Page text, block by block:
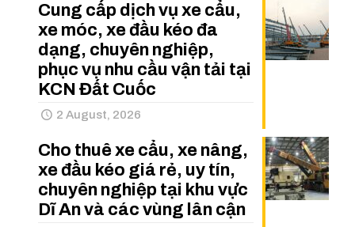
Cung cấp dịch vụ xe cẩu,
xe móc, xe đầu kéo đa
dạng, chuyên nghiệp,
phục vụ nhu cầu vận tải tại
KCN Đất Cuốc
2 August, 2026
Cho thuê xe cẩu, xe nâng,
xe đầu kéo giá rẻ, uy tín,
chuyên nghiệp tại khu vực
Dĩ An và các vùng lân cận